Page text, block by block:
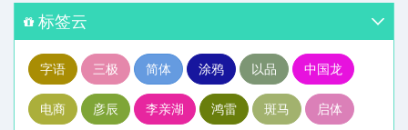
标签云
字语 三极 简体 涂鸦 以品 中国龙
电商 彦辰 李亲湖 鸿雷 斑马 启体